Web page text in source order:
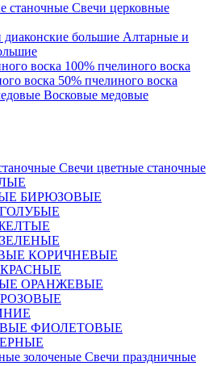
Свечи церковные
Алтарные и
100% пчелиного воска
50% пчелиного воска
Восковые медовые
Свечи цветные станочные
БИРЮЗОВЫЕ
ГОЛУБЫЕ
ЗЕЛЕНЫЕ
КОРИЧНЕВЫЕ
КРАСНЫЕ
ОРАНЖЕВЫЕ
РОЗОВЫЕ
ФИОЛЕТОВЫЕ
Свечи праздничные